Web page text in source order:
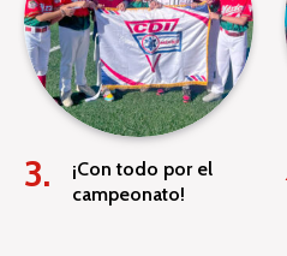
¡Con todo por el
campeonato!